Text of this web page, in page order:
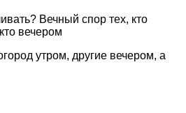
Вечный спор тех, кто
вечером
утром, другие вечером, а